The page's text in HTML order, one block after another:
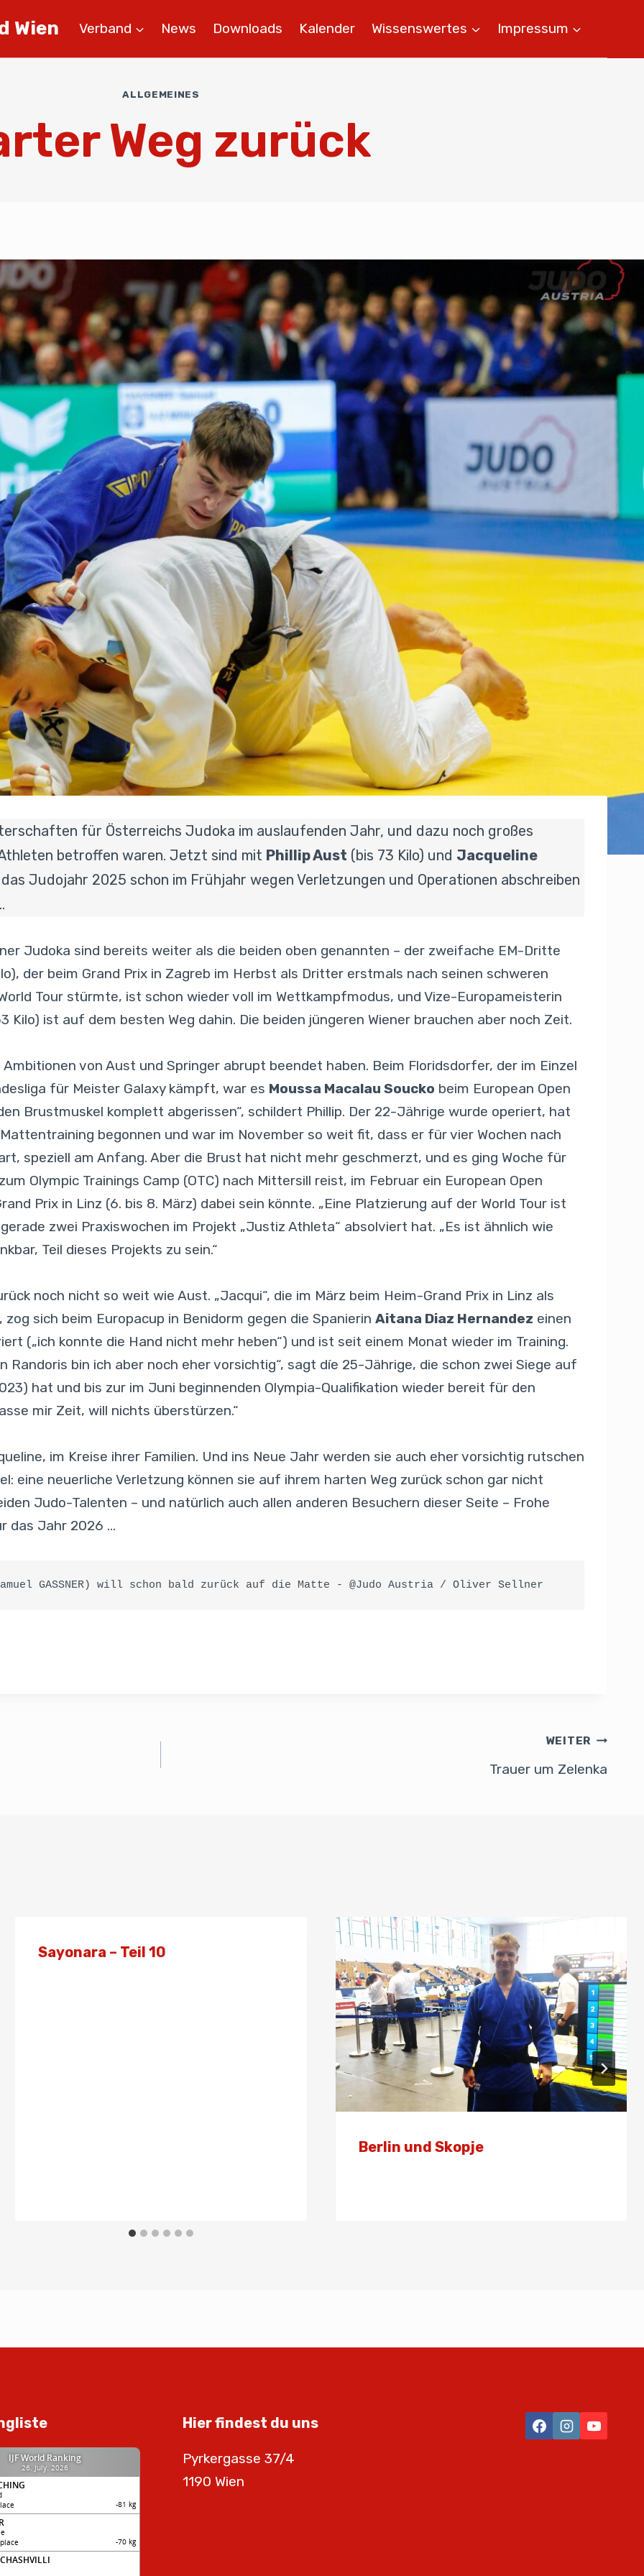
Wien Verband News Downloads Kalender Wissenswertes Impressum
ALLGEMEINES
Weg zurück
für Österreichs Judoka im auslaufenden Jahr, und dazu noch großes
betroffen waren. Jetzt sind mit Phillip Aust (bis 73 Kilo) und Jacqueline
Judojahr 2025 schon im Frühjahr wegen Verletzungen und Operationen abschreiben
Judoka sind bereits weiter als die beiden oben genannten – der zweifache EM-Dritte
der beim Grand Prix in Zagreb im Herbst als Dritter erstmals nach seinen schweren
Tour stürmte, ist schon wieder voll im Wettkampfmodus, und Vize-Europameisterin
Kilo) ist auf dem besten Weg dahin. Die beiden jüngeren Wiener brauchen aber noch Zeit.
von Aust und Springer abrupt beendet haben. Beim Floridsdorfer, der im Einzel
für Meister Galaxy kämpft, war es Moussa Macalau Soucko beim European Open
Brustmuskel komplett abgerissen“, schildert Phillip. Der 22-Jährige wurde operiert, hat
begonnen und war im November so weit fit, dass er für vier Wochen nach
speziell am Anfang. Aber die Brust hat nicht mehr geschmerzt, und es ging Woche für
Olympic Trainings Camp (OTC) nach Mittersill reist, im Februar ein European Open
Prix in Linz (6. bis 8. März) dabei sein könnte. „Eine Platzierung auf der World Tour ist
zwei Praxiswochen im Projekt „Justiz Athleta“ absolviert hat. „Es ist ähnlich wie
Teil dieses Projekts zu sein.“
noch nicht so weit wie Aust. „Jacqui“, die im März beim Heim-Grand Prix in Linz als
sich beim Europacup in Benidorm gegen die Spanierin Aitana Diaz Hernandez einen
(„ich konnte die Hand nicht mehr heben“) und ist seit einem Monat wieder im Training.
Randoris bin ich aber noch eher vorsichtig“, sagt díe 25-Jährige, die schon zwei Siege auf
hat und bis zur im Juni beginnenden Olympia-Qualifikation wieder bereit für den
mir Zeit, will nichts überstürzen.“
im Kreise ihrer Familien. Und ins Neue Jahr werden sie auch eher vorsichtig rutschen
eine neuerliche Verletzung können sie auf ihrem harten Weg zurück schon gar nicht
Judo-Talenten – und natürlich auch allen anderen Besuchern dieser Seite – Frohe
das Jahr 2026 …
GASSNER) will schon bald zurück auf die Matte - @Judo Austria / Oliver Sellner
WEITER
Trauer um Zelenka
Sayonara – Teil 10
Berlin und Skopje
Hier findest du uns
Pyrkergasse 37/4
1190 Wien